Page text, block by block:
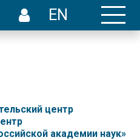
EN
центр
академии наук»